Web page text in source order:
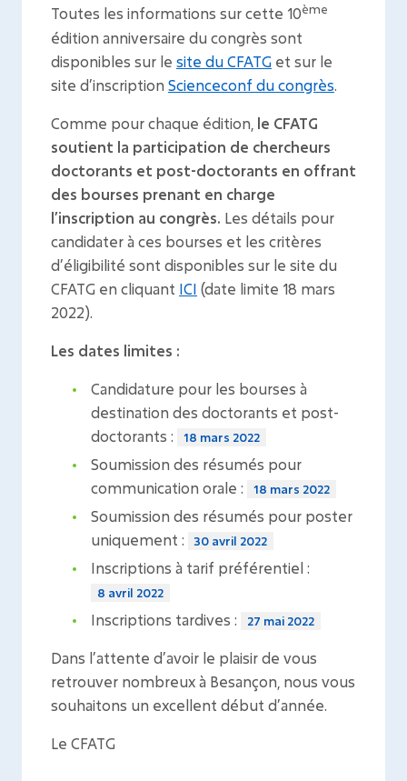
Toutes les informations sur cette 10ème
édition anniversaire du congrès sont
disponibles sur le site du CFATG et sur le
site d’inscription Scienceconf du congrès.
Comme pour chaque édition, le CFATG
soutient la participation de chercheurs
doctorants et post-doctorants en offrant
des bourses prenant en charge
l’inscription au congrès. Les détails pour
candidater à ces bourses et les critères
d’éligibilité sont disponibles sur le site du
CFATG en cliquant ICI (date limite 18 mars
2022).
Les dates limites :
Candidature pour les bourses à
destination des doctorants et post-
doctorants :
18 mars 2022
Soumission des résumés pour
communication orale :
18 mars 2022
Soumission des résumés pour poster
uniquement :
30 avril 2022
Inscriptions à tarif préférentiel :
8 avril 2022
Inscriptions tardives : 27 mai 2022
Dans l’attente d’avoir le plaisir de vous
retrouver nombreux à Besançon, nous vous
souhaitons un excellent début d’année.
Le CFATG